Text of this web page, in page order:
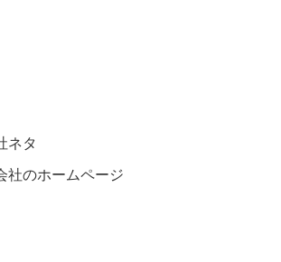
ネタ
社のホームページ